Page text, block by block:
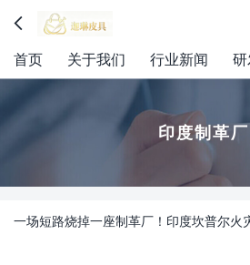

首页 关于我们 行业新闻
印度制革厂
一场短路烧掉一座制革厂！印度坎普尔火